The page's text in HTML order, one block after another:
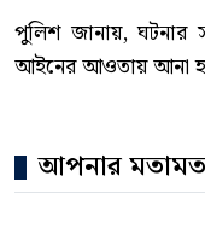
পুলিশ জানায়,
আইনের আওতায় আনা
আপনার